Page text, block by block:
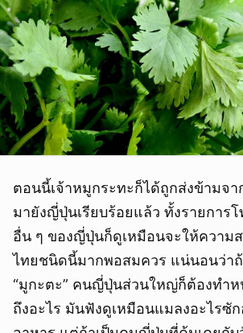
ตอนนี้เจ้าหมูกระทะก็ได้ถูกส่งข้ามจา
มายังญี่ปุ่นเรียบร้อยแล้ว ทั้งรายการ
อื่น ๆ ของญี่ปุ่นก็ดูเหมือนจะให้ความ
ไทยชนิดนี้มากพอสมควร แน่นอนว่า
“มูกะตะ” คนญี่ปุ่นส่วนใหญ่ก็ต้องทำห
ถึงอะไร มันฟังดูเหมือนแมลงอะไรซั